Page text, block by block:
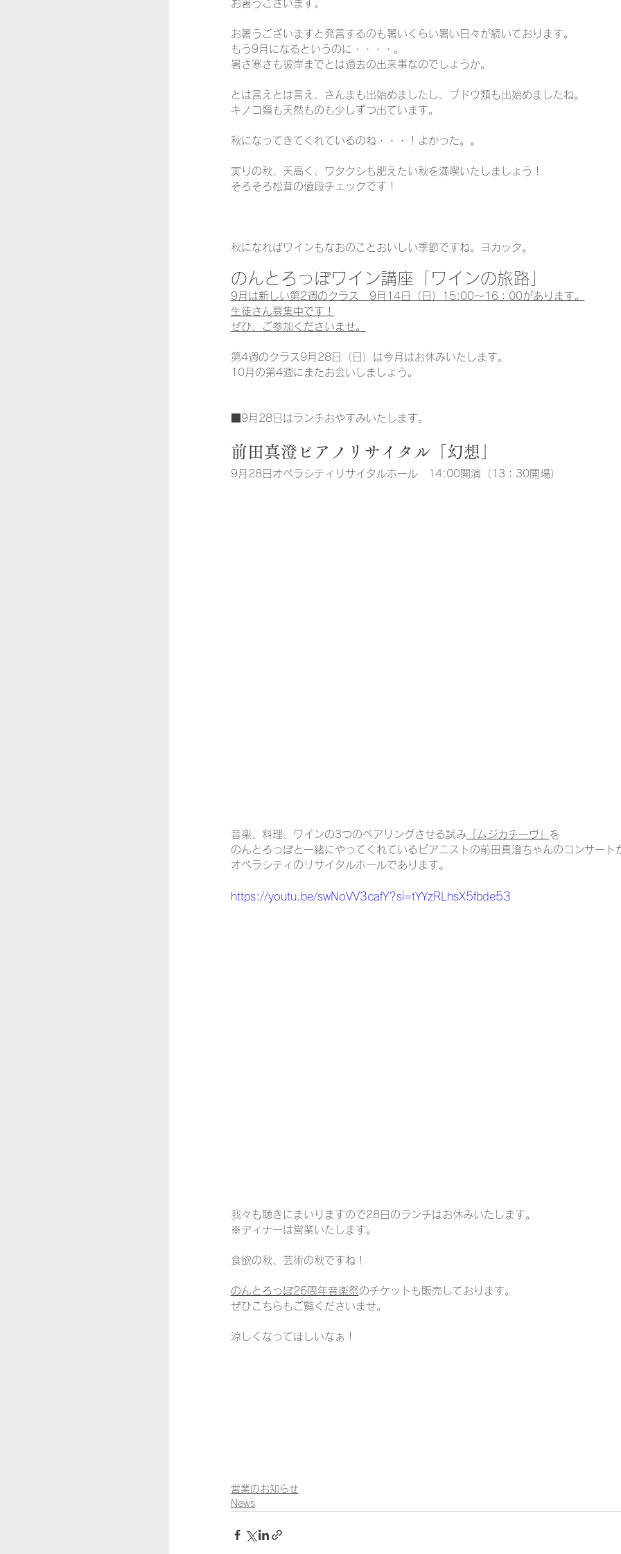
お暑うございます。
お暑うございますと発言するのも暑いくらい暑い日々が続いております。
もう9月になるというのに・・・・。
暑さ寒さも彼岸までとは過去の出来事なのでしょうか。
とは言えとは言え、さんまも出始めましたし、ブドウ類も出始めましたね。
キノコ類も天然ものも少しずつ出ています。
秋になってきてくれているのね・・・！よかった。。
実りの秋、天高く、ワタクシも肥えたい秋を満喫いたしましょう！
そろそろ松茸の値段チェックです！
秋になればワインもなおのことおいしい季節ですね。ヨカッタ。
のんとろっぽワイン講座「ワインの旅路」
9月は新しい第2週のクラス　9月14日（日）15:00～16：00があります。
生徒さん募集中です！
ぜひ、ご参加くださいませ。
第4週のクラス9月28日（日）は今月はお休みいたします。
10月の第4週にまたお会いしましょう。
■9月28日はランチおやすみいたします。
前田真澄ピアノリサイタル「幻想」
9月28日オペラシティリサイタルホール　14:00開演（13：30開場）
音楽、料理、ワインの3つのペアリングさせる試み「ムジカチーヴ」 を
のんとろっぽと一緒にやってくれているピアニストの前田真澄ちゃんのコンサート
オペラシティのリサイタルホールであります。
https://youtu.be/swNoVV3cafY?si=tYYzRLhsX5fbde53
我々も聴きにまいりますので28日のランチはお休みいたします。
※ディナーは営業いたします。
食欲の秋、芸術の秋ですね！
のんとろっぽ26周年音楽祭のチケットも販売しております。
ぜひこちらもご覧くださいませ。
涼しくなってほしいなぁ！
営業のお知らせ
News